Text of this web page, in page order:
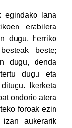
egindako lana
erabilera
dugu, herriko
beste;
dugu, denda
dugu eta
Ikerketa
ondorio atera
foroak ezin
aukerarik